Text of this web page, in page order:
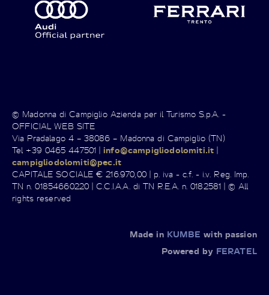
© Madonna di Campiglio Azienda per il Turismo S.p.A. -
OFFICIAL WEB SITE
Via Pradalago 4 – 38086 – Madonna di Campiglio (TN)
Tel +39 0465 447501 |info@campigliodolomiti.it |
campigliodolomiti@pec.it
CAPITALE SOCIALE € 216.970,00 | p. iva - c.f. - i.v. Reg. Imp.
TN n. 01854660220 | C.C.I.A.A. di TN R.E.A. n. 0182581 | © All
rights reserved
Made in KUMBE with passion
Powered by FERATEL